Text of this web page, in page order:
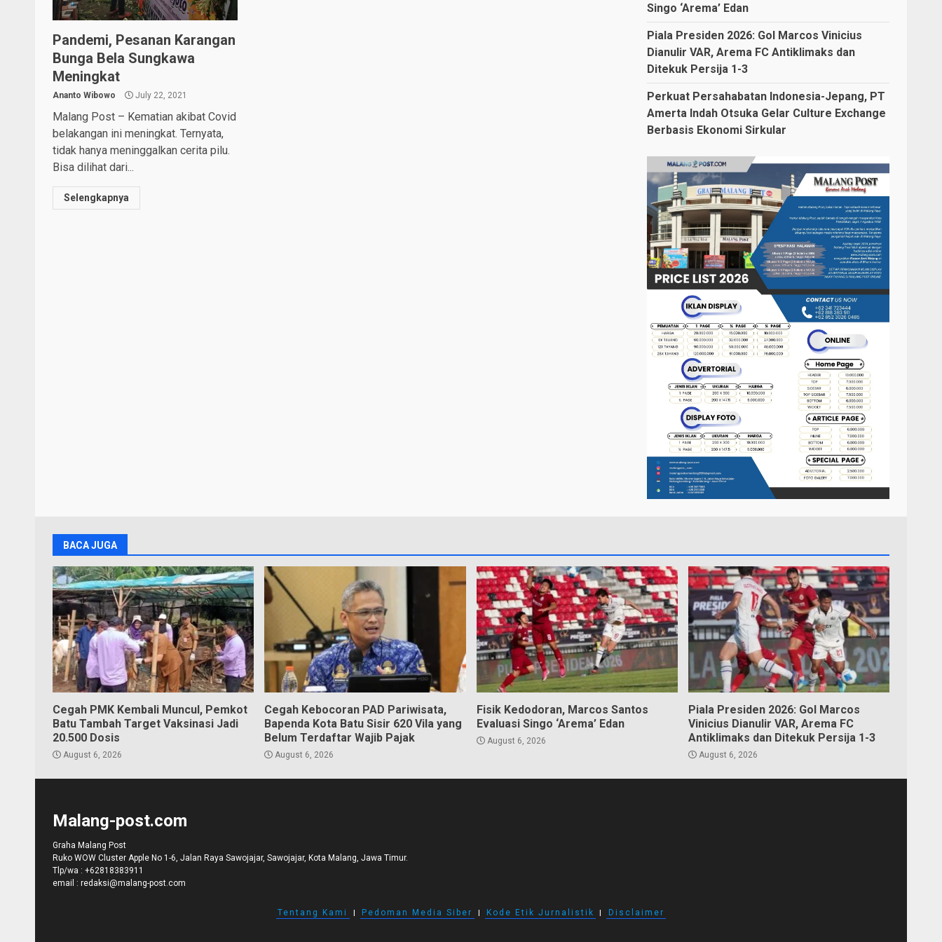
Pandemi, Pesanan Karangan
Bunga Bela Sungkawa
Meningkat
Ananto Wibowo July 22, 2021
Malang Post – Kematian akibat Covid
belakangan ini meningkat. Ternyata,
tidak hanya meninggalkan cerita pilu.
Bisa dilihat dari...
Selengkapnya
Singo ‘Arema’ Edan
Piala Presiden 2026: Gol Marcos Vinicius
Dianulir VAR, Arema FC Antiklimaks dan
Ditekuk Persija 1-3
Perkuat Persahabatan Indonesia-Jepang, PT
Amerta Indah Otsuka Gelar Culture Exchange
Berbasis Ekonomi Sirkular
BACA JUGA
Cegah PMK Kembali Muncul, Pemkot
Batu Tambah Target Vaksinasi Jadi
20.500 Dosis
August 6, 2026
Cegah Kebocoran PAD Pariwisata,
Bapenda Kota Batu Sisir 620 Vila yang
Belum Terdaftar Wajib Pajak
August 6, 2026
Fisik Kedodoran, Marcos Santos
Evaluasi Singo ‘Arema’ Edan
August 6, 2026
Piala Presiden 2026: Gol Marcos
Vinicius Dianulir VAR, Arema FC
Antiklimaks dan Ditekuk Persija 1-3
August 6, 2026
Malang-post.com
Graha Malang Post
Ruko WOW Cluster Apple No 1-6, Jalan Raya Sawojajar, Sawojajar, Kota Malang, Jawa Timur.
Tlp/wa : +62818383911
email : redaksi@malang-post.com
Tentang Kami I Pedoman Media Siber I Kode Etik Jurnalistik I Disclaimer